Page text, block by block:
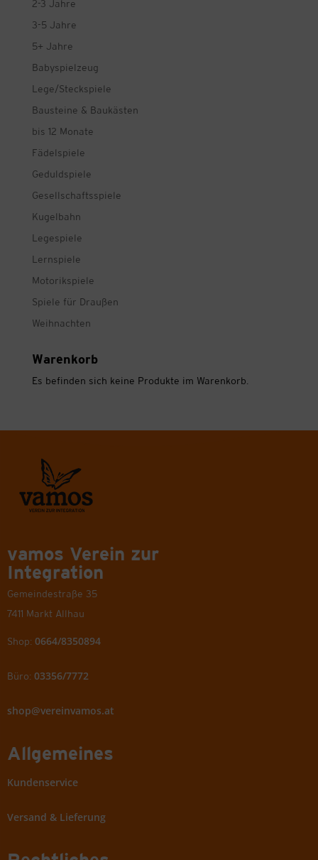
2-3 Jahre
3-5 Jahre
5+ Jahre
Babyspielzeug
Lege/Steckspiele
Bausteine & Baukästen
bis 12 Monate
Fädelspiele
Geduldspiele
Gesellschaftsspiele
Kugelbahn
Legespiele
Lernspiele
Motorikspiele
Spiele für Draußen
Weihnachten
Warenkorb
Es befinden sich keine Produkte im Warenkorb.
vamos Verein zur
Integration
Gemeindestraße 35
7411 Markt Allhau
Shop: 0664/8350894
Büro: 03356/7772
shop@vereinvamos.at
Allgemeines
Kundenservice
Versand & Lieferung